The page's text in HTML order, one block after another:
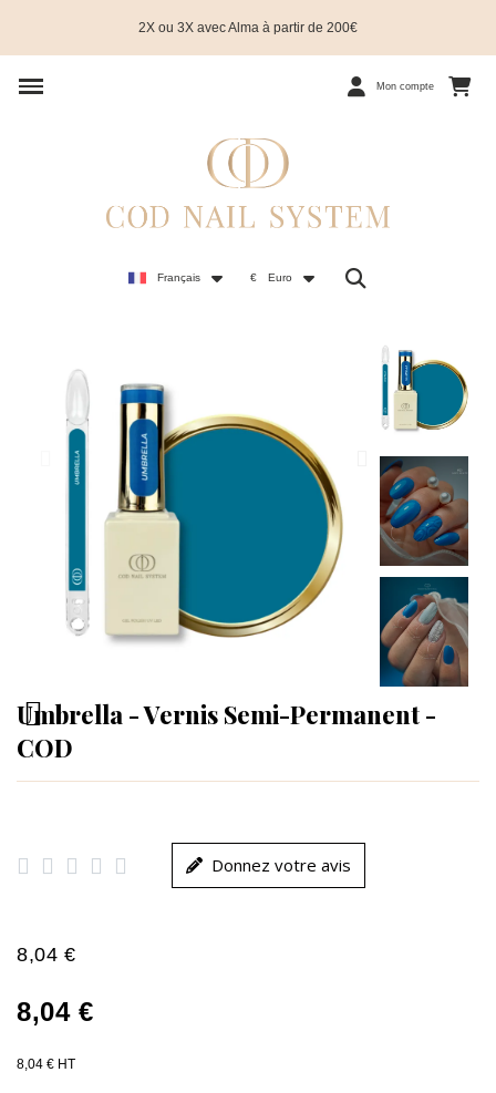
2X ou 3X avec Alma à partir de 200€
Mon compte
Français € Euro
Umbrella - Vernis Semi-Permanent -
COD
     Donnez votre avis
8,04 €
8,04 €
8,04 € HT